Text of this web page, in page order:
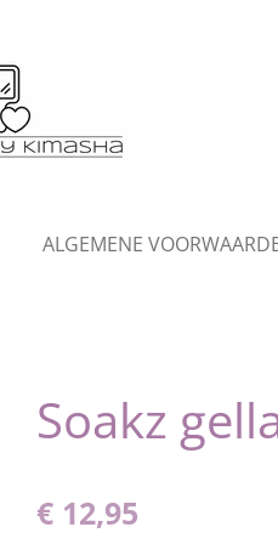
ALGEMENE
Soakz
€ 12,95